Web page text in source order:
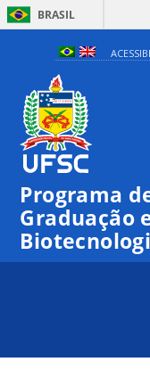
BRASIL
Programa
Graduação